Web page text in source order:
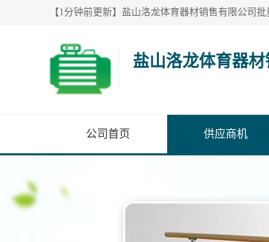
盐山洛龙体育器材
公司首页 供应商机